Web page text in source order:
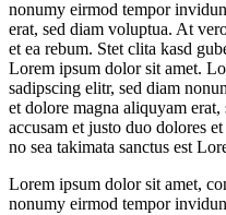
nonumy eirmod tempor
erat, sed diam voluptua. At
et ea rebum. Stet clita kasd
Lorem ipsum dolor sit amet.
sadipscing elitr, sed diam
et dolore magna aliquyam
accusam et justo duo dolores
no sea takimata sanctus est
Lorem ipsum dolor sit amet,
nonumy eirmod tempor